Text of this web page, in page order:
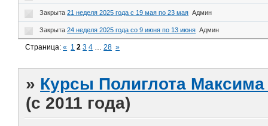
Закрыта21 неделя 2025 года с 19 мая по 23 мая Админ
Закрыта24 неделя 2025 года со 9 июня по 13 июня Админ
Страница:« 1 2 3 4 … 28 »
» Курсы Полиглота
(с 2011 года)